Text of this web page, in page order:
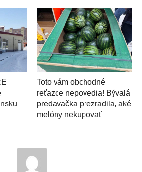
Toto vám obchodné
reťazce nepovedia! Bývalá
predavačka prezradila, aké
melóny nekupovať